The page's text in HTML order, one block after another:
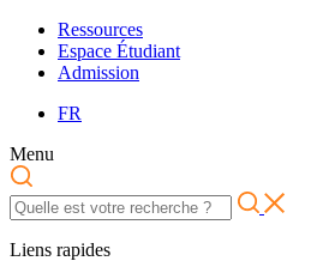
Ressources
Espace Étudiant
Admission
FR
Menu
Liens rapides